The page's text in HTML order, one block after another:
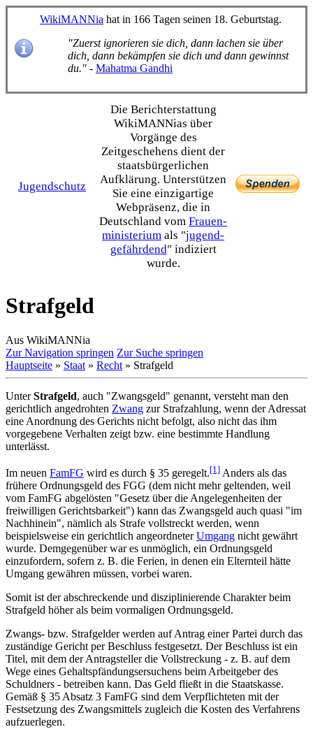
WikiMANNia hat in 166 Tagen seinen 18. Geburtstag.
"Zuerst ignorieren sie dich, dann lachen sie über
dich, dann bekämpfen sie dich und dann gewinnst
du." - Mahatma Gandhi
Jugendschutz
Die Bericht­erstattung
WikiMANNias über
Vorgänge des
Zeitgeschehens dient der
staats­bürgerlichen
Aufklärung. Unterstützen
Sie eine einzig­artige
Webpräsenz, die in
Deutschland vom Frauen­
ministerium als "jugend­
gefährdend" indiziert
wurde.
Strafgeld
Aus WikiMANNia
Zur Navigation springen Zur Suche springen
Hauptseite » Staat » Recht » Strafgeld
UnterStrafgeld, auch "Zwangsgeld" genannt, versteht man den
gerichtlich angedrohten Zwang zur Strafzahlung, wenn der Adressat
eine Anordnung des Gerichts nicht befolgt, also nicht das ihm
vorgegebene Verhalten zeigt bzw. eine bestimmte Handlung
unterlässt.
Im neuen FamFG wird es durch § 35 geregelt.[1] Anders als das
frühere Ordnungsgeld des FGG (dem nicht mehr geltenden, weil
vom FamFG abgelösten "Gesetz über die Angelegenheiten der
freiwilligen Gerichtsbarkeit") kann das Zwangsgeld auch quasi "im
Nachhinein", nämlich als Strafe vollstreckt werden, wenn
beispielsweise ein gerichtlich angeordneterUmgang nicht gewährt
wurde. Demgegenüber war es unmöglich, ein Ordnungsgeld
einzufordern, sofern z. B. die Ferien, in denen ein Elternteil hätte
Umgang gewähren müssen, vorbei waren.
Somit ist der abschreckende und disziplinierende Charakter beim
Strafgeld höher als beim vormaligen Ordnungsgeld.
Zwangs- bzw. Strafgelder werden auf Antrag einer Partei durch das
zuständige Gericht per Beschluss festgesetzt. Der Beschluss ist ein
Titel, mit dem der Antragsteller die Vollstreckung - z. B. auf dem
Wege eines Gehalts­pfändungs­ersuchens beim Arbeitgeber des
Schuldners - betreiben kann. Das Geld fließt in die Staatskasse.
Gemäß § 35 Absatz 3 FamFG sind dem Verpflichteten mit der
Festsetzung des Zwangsmittels zugleich die Kosten des Verfahrens
aufzuerlegen.